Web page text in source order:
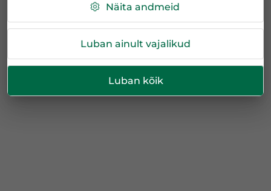
Näita andmeid
Luban ainult vajalikud
Luban kõik